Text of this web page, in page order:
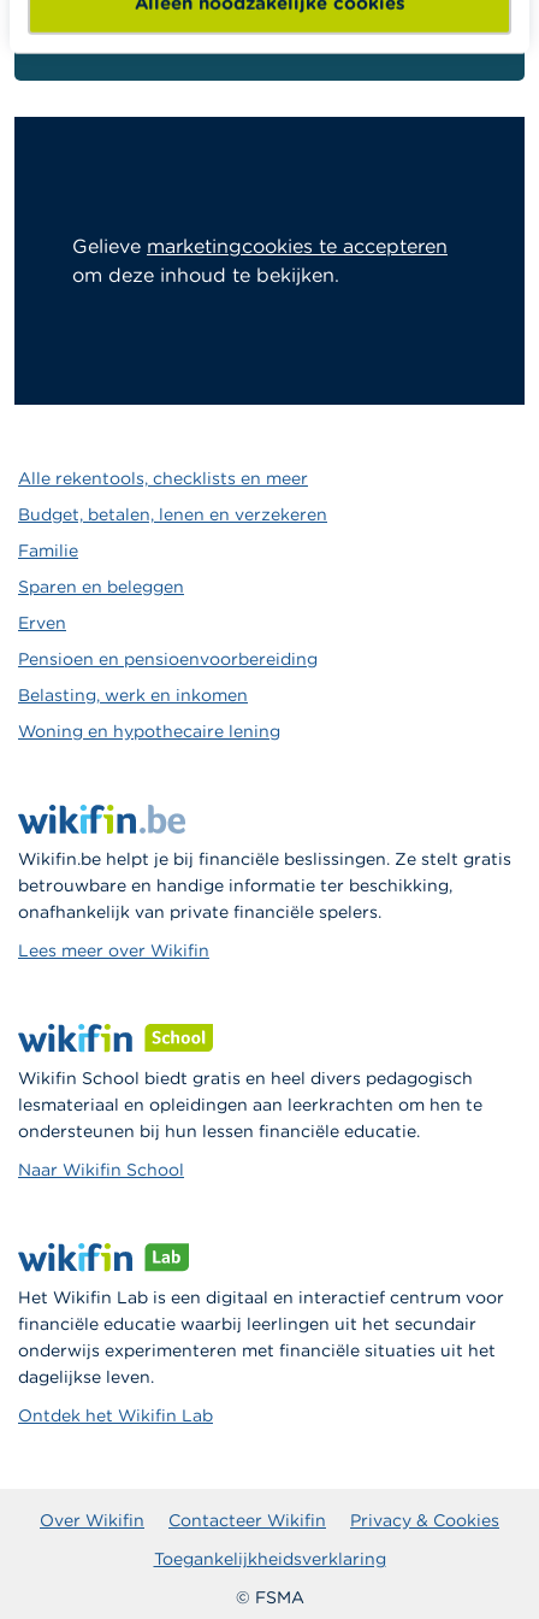
raden we een reserve van drie tot zes keer je
netto-maandinkomen aan.
Gelieve marketingcookies te accepteren
om deze inhoud te bekijken.
Alle rekentools, checklists en meer
Budget, betalen, lenen en verzekeren
Familie
Sparen en beleggen
Erven
Pensioen en pensioenvoorbereiding
Belasting, werk en inkomen
Woning en hypothecaire lening
Wikifin.be helpt je bij financiële beslissingen. Ze stelt gratis
betrouwbare en handige informatie ter beschikking,
onafhankelijk van private financiële spelers.
Lees meer over Wikifin
Wikifin School biedt gratis en heel divers pedagogisch
lesmateriaal en opleidingen aan leerkrachten om hen te
ondersteunen bij hun lessen financiële educatie.
Naar Wikifin School
Het Wikifin Lab is een digitaal en interactief centrum voor
financiële educatie waarbij leerlingen uit het secundair
onderwijs experimenteren met financiële situaties uit het
dagelijkse leven.
Ontdek het Wikifin Lab
Over Wikifin Contacteer Wikifin
Privacy & Cookies
Toegankelijkheidsverklaring
© FSMA